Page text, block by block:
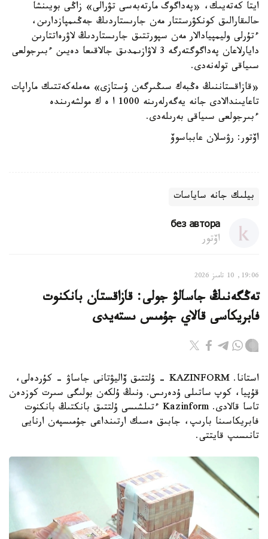
ايتا كەتەيىك، «پەداگوگ مارتەبەسى تۋرالى» زاڭى بويىنشا
حالىقارالىق كونكۋرستتار مەن جارىستاردىڭ جەڭىمپازدارىن،
ءتۇرلى وليمپيادالار مەن سپورتتىق جارىستاردىڭ لاۋرەاتتارىن
دايارلاعان پەداگوگتەرگە 3 لاۋازىمدىق جالاقىعا دەيىن ءبىرجولعى
سىياقى تولەنەدى.
«قازاقستاننىڭ ەڭبەك سىڭىرگەن ۇستازى» مەملەكەتتىك ماراپات
تاعايىندالادى جانە يەگەرلەرىنە 1000 ا
ە ك مولشەرىندە
ءبىرجولعى سىياقى بەرىلەدى.
اۆتور: رۋسلان عابباسوۆ
بيلىك جانە ساياسات
без автора
اۆتور
19:06, 10 تامىز 2026
تەڭگەنىڭ جاسالۋ جولى: قازاقستان بانكنوت
فابريكاسى قالاي جۇمىس ىستەيدى
استانا. KAZINFORM - ۇلتتىق ۆاليۋتانى جاساۋ - كۇردەلى،
قۇپيا، كوپ ساتىلى ۇدەرىس. ونىڭ ۇلكەن بولىگى سىرت كوزدەن
تاسا قالادى. Kazinform ءتىلشىسى ۇلتتىق بانكتىڭ بانكنوت
فابريكاسىنا بارىپ، جابىق ەسىك ارتىنداعى جۇمىسپەن ارنايى
تانىسىپ قايتتى.